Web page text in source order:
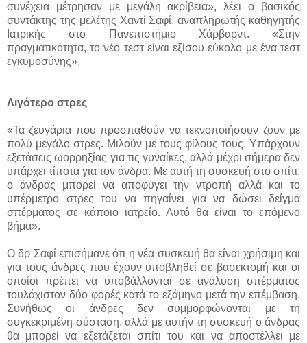
συνέχεια μέτρησαν με μεγάλη ακρίβεια», λέει ο βασικός
συντάκτης της μελέτης Χαντί Σαφί, αναπληρωτής καθηγητής
Ιατρικής στο Πανεπιστήμιο Χάρβαρντ. «Στην
πραγματικότητα, το νέο τεστ είναι εξίσου εύκολο με ένα τεστ
εγκυμοσύνης».
Λιγότερο στρες
«Τα ζευγάρια που προσπαθούν να τεκνοποιήσουν ζουν με
πολύ μεγάλο στρες. Μιλούν με τους φίλους τους. Υπάρχουν
εξετάσεις ωορρηξίας για τις γυναίκες, αλλά μέχρι σήμερα δεν
υπάρχει τίποτα για τον άνδρα. Με αυτή τη συσκευή στο σπίτι,
ο άνδρας μπορεί να αποφύγει την ντροπή αλλά και το
υπέρμετρο στρες του να πηγαίνει για να δώσει δείγμα
σπέρματος σε κάποιο ιατρείο. Αυτό θα είναι το επόμενο
βήμα».
Ο δρ Σαφί επισήμανε ότι η νέα συσκευή θα είναι χρήσιμη και
για τους άνδρες που έχουν υποβληθεί σε βασεκτομή και οι
οποίοι πρέπει να υποβάλλονται σε ανάλυση σπέρματος
τουλάχιστον δύο φορές κατά το εξάμηνο μετά την επέμβαση.
Συνήθως οι άνδρες δεν συμμορφώνονται με τη
συγκεκριμένη σύσταση, αλλά με αυτήν τη συσκευή ο άνδρας
θα μπορεί να εξετάζεται σπίτι του και να αποστέλλει με